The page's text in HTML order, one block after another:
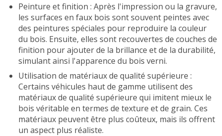
Peinture et finition : Après l'impression ou la gravure,
les surfaces en faux bois sont souvent peintes avec
des peintures spéciales pour reproduire la couleur
du bois. Ensuite, elles sont recouvertes de couches de
finition pour ajouter de la brillance et de la durabilité,
simulant ainsi l'apparence du bois verni.
Utilisation de matériaux de qualité supérieure :
Certains véhicules haut de gamme utilisent des
matériaux de qualité supérieure qui imitent mieux le
bois véritable en termes de texture et de grain. Ces
matériaux peuvent être plus coûteux, mais ils offrent
un aspect plus réaliste.